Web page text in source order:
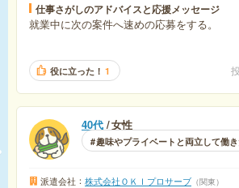
仕事さがしのアドバイスと応援メッセージ
就業中に次の案件へ速めの応募をする。
役に立った！ 1
40代 女性
趣味やプライベートと両立して働
派遣会社 株式会社ＯＫＩプロサーブ 関東